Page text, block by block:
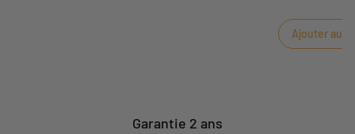
éponge
incidents.
Ajouter au
Garantie 2 ans